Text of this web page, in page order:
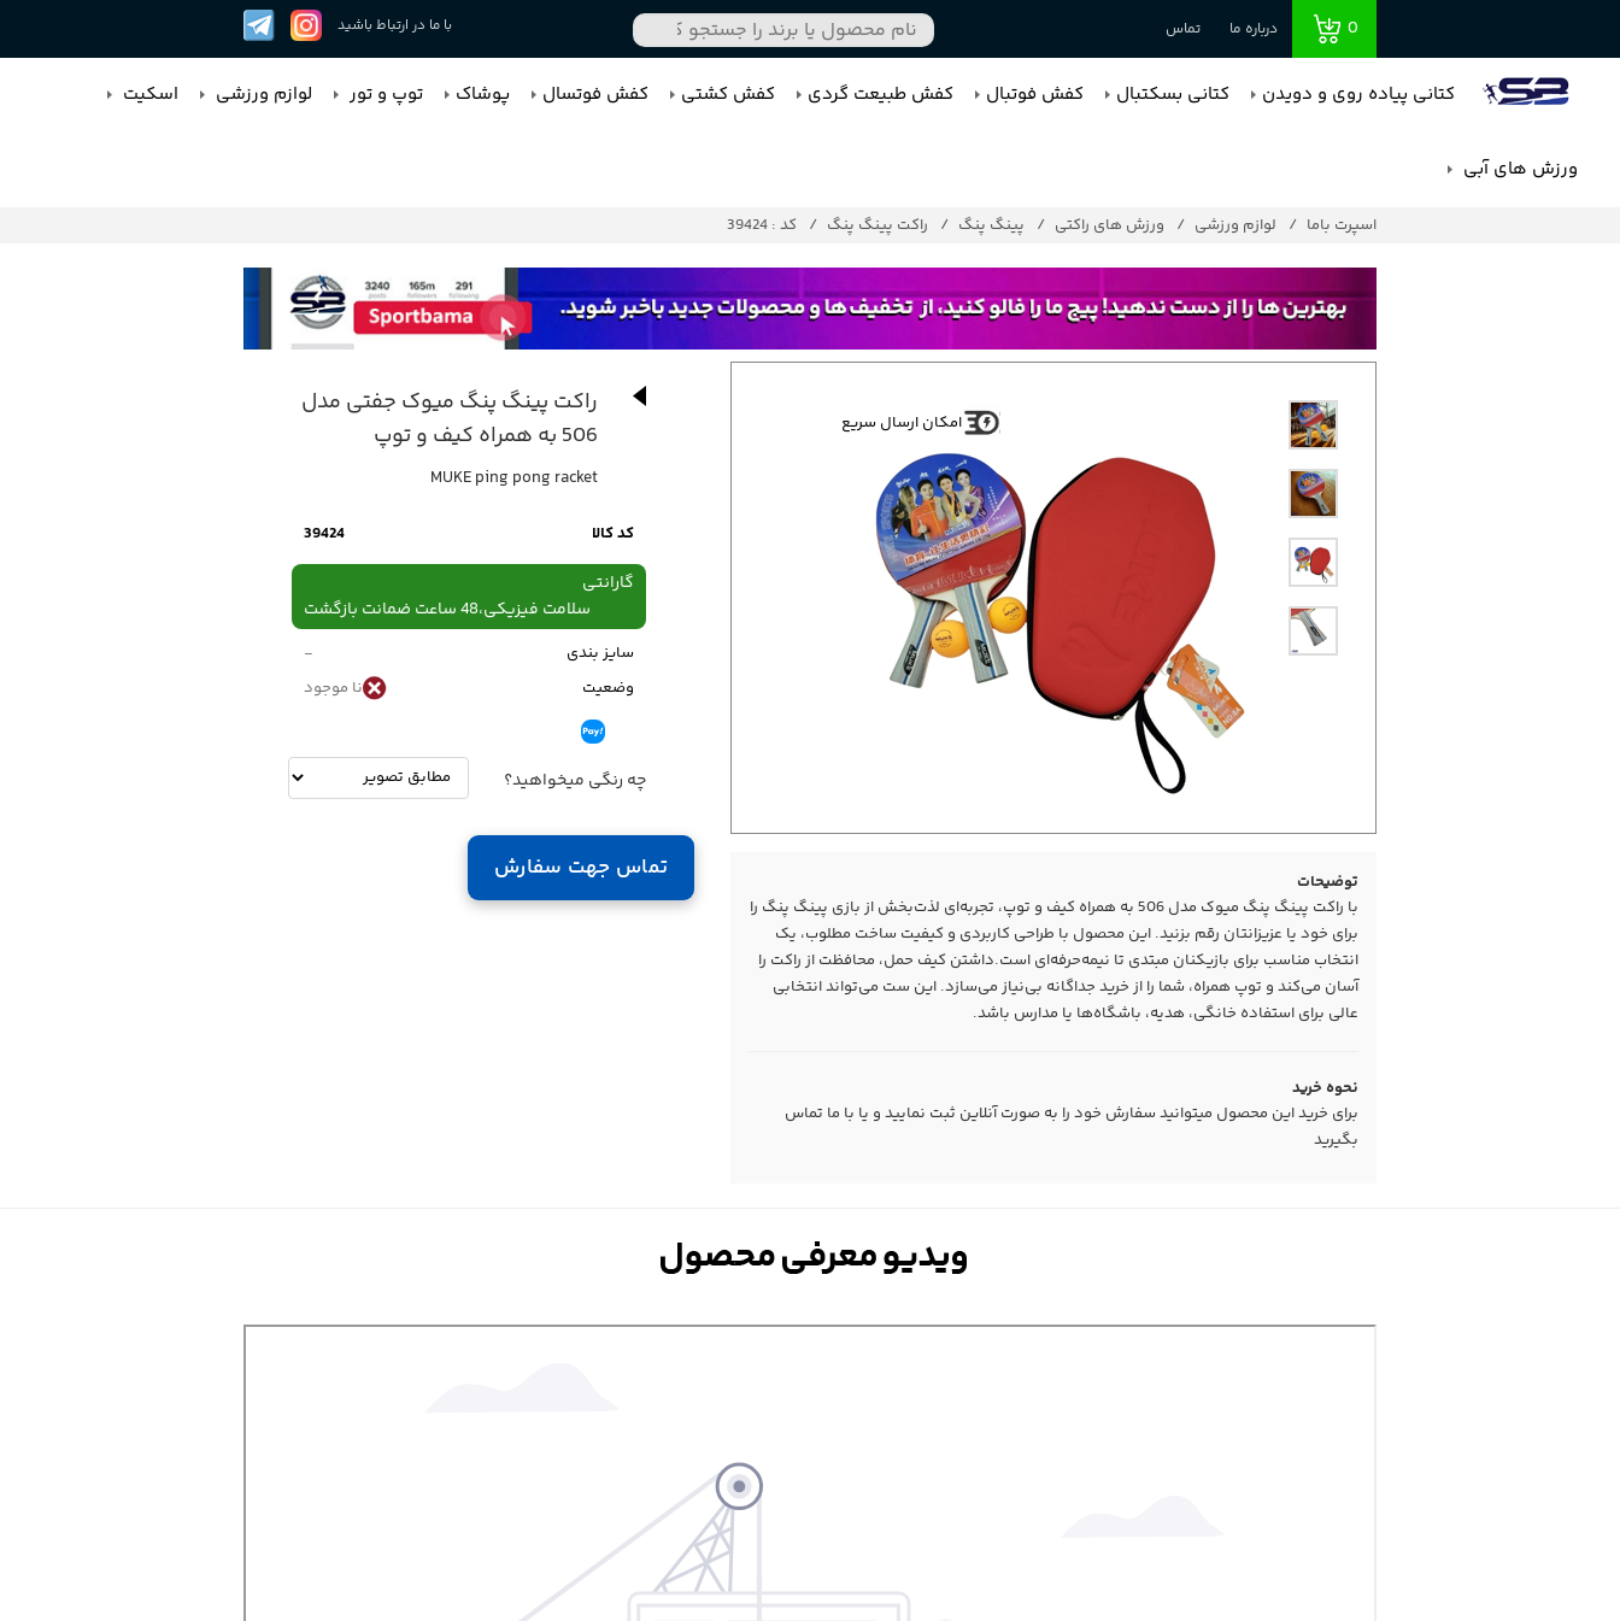
0 درباره ما تماس با ما در ارتباط باشید
کتانی پیاده روی و دویدن کتانی بسکتبال کفش فوتبال کفش طبیعت گردی کفش کشتی کفش فوتسال پوشاک توپ و تور لوازم ورزشی اسکیت
ورزش های آبی
اسپرت باما لوازم ورزشی ورزش های راکتی پینگ پنگ راکت پینگ پنگ کد : 39424
امکان ارسال سریع
توضیحات
با راکت پینگ پنگ میوک مدل 506 به همراه کیف و توپ، تجربه‌ای لذت‌بخش از بازی پینگ پنگ را
برای خود یا عزیزانتان رقم بزنید. این محصول با طراحی کاربردی و کیفیت ساخت مطلوب، یک
انتخاب مناسب برای بازیکنان مبتدی تا نیمه‌حرفه‌ای است.داشتن کیف حمل، محافظت از راکت را
آسان می‌کند و توپ همراه، شما را از خرید جداگانه بی‌نیاز می‌سازد. این ست می‌تواند انتخابی
عالی برای استفاده خانگی، هدیه، باشگاه‌ها یا مدارس باشد.
نحوه خرید
برای خرید این محصول میتوانید سفارش خود را به صورت آنلاین ثبت نمایید و یا با ما تماس
بگیرید
راکت پینگ پنگ میوک جفتی مدل
506 به همراه کیف و توپ
MUKE ping pong racket
کد کالا 39424
گارانتی
سلامت فیزیکی،48 ساعت ضمانت بازگشت
سایز بندی
-
وضعیت
نا موجود
چه رنگی میخواهید؟
تماس جهت سفارش